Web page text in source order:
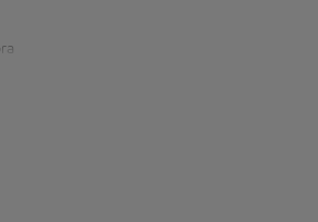
102 cm